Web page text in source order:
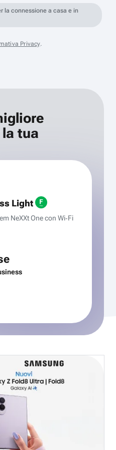
la connessione a casa e in
Privacy.
tua
Light
NeXXt One con Wi‑Fi